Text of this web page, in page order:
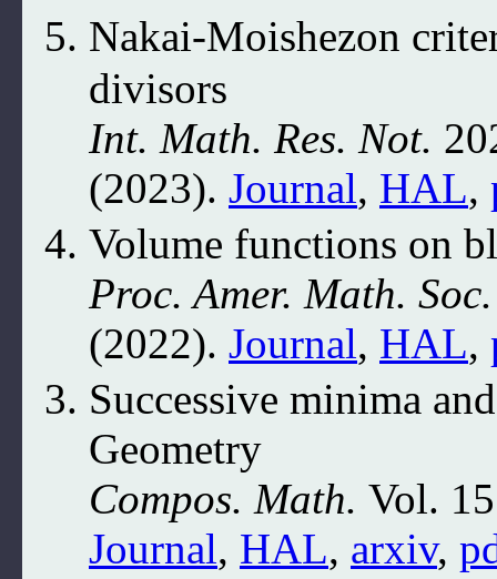
Nakai-Moishezon
divisors
Int. Math. Res. Not.
(2023). Journal, HAL,
Volume functions on
Proc. Amer. Math. Soc.
(2022). Journal, HAL,
Successive minima
Geometry
Compos. Math. Vol.
Journal, HAL, arxiv,